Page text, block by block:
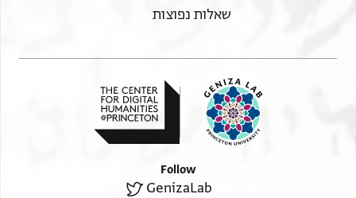
שאלות נפוצות
Follow
GenizaLab